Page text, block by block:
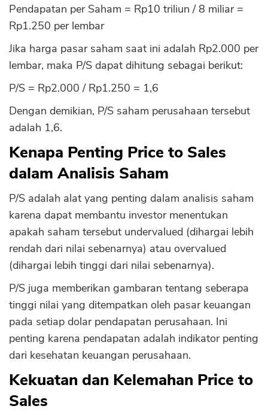
Pendapatan per Saham = Rp10 triliun / 8 miliar =
Rp1.250 per lembar
Jika harga pasar saham saat ini adalah Rp2.000 per
lembar, maka P/S dapat dihitung sebagai berikut:
P/S = Rp2.000 / Rp1.250 = 1,6
Dengan demikian, P/S saham perusahaan tersebut
adalah 1,6.
Kenapa Penting Price to Sales
dalam Analisis Saham
P/S adalah alat yang penting dalam analisis saham
karena dapat membantu investor menentukan
apakah saham tersebut undervalued (dihargai lebih
rendah dari nilai sebenarnya) atau overvalued
(dihargai lebih tinggi dari nilai sebenarnya).
P/S juga memberikan gambaran tentang seberapa
tinggi nilai yang ditempatkan oleh pasar keuangan
pada setiap dolar pendapatan perusahaan. Ini
penting karena pendapatan adalah indikator penting
dari kesehatan keuangan perusahaan.
Kekuatan dan Kelemahan Price to
Sales